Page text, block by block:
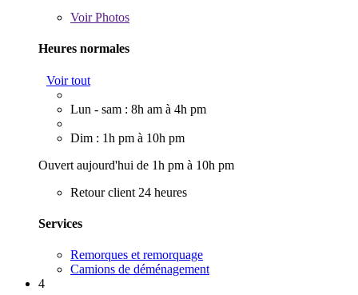
VoirPhotos
Heures normales
Voir tout
Lun - sam : 8h am à 4h pm
Dim : 1h pm à 10h pm
Ouvert aujourd'hui de 1h pm à 10h pm
Retour client 24 heures
Services
Remorques et remorquage
Camions de déménagement
4